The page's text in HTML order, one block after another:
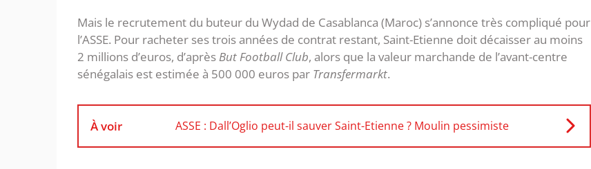
Mais le recrutement du buteur du Wydad de Casablanca (Maroc) s’annonce très compliqué pour
l’ASSE. Pour racheter ses trois années de contrat restant, Saint-Etienne doit décaisser au moins
2 millions d’euros, d’après But Football Club, alors que la valeur marchande de l’avant-centre
sénégalais est estimée à 500 000 euros par Transfermarkt.
À voir ASSE : Dall’Oglio peut-il sauver Saint-Etienne ? Moulin pessimiste